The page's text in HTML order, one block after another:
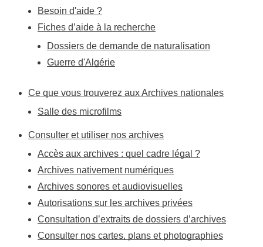
Besoin d'aide ?
Fiches d’aide à la recherche
Dossiers de demande de naturalisation
Guerre d'Algérie
Ce que vous trouverez aux Archives nationales
Salle des microfilms
Consulter et utiliser nos archives
Accès aux archives : quel cadre légal ?
Archives nativement numériques
Archives sonores et audiovisuelles
Autorisations sur les archives privées
Consultation d’extraits de dossiers d’archives
Consulter nos cartes, plans et photographies